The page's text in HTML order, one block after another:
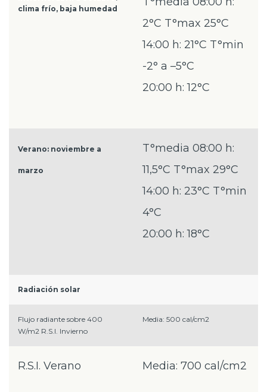
clima frío, baja humedad
2°C T°max 25°C
14:00 h: 21°C T°min
-2° a –5°C
20:00 h: 12°C
Verano: noviembre a
marzo
T°media 08:00 h:
11,5°C T°max 29°C
14:00 h: 23°C T°min
4°C
20:00 h: 18°C
Radiación solar
Flujo radiante sobre 400
W/m2 R.S.I. Invierno
Media: 500 cal/cm2
R.S.I. Verano Media: 700 cal/cm2